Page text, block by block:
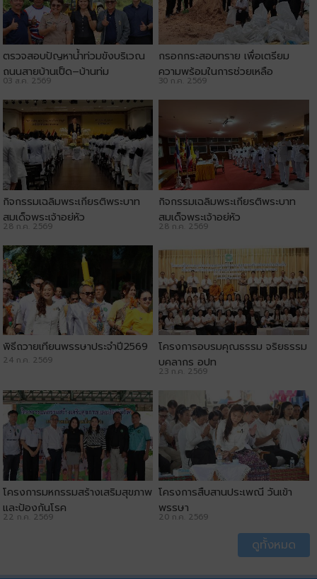
ตรวจสอบปัญหาน้ำท่วมขังบริเวณ
ถนนสายบ้านเป็ด–บ้านทุ่ม
03 ส.ค. 2569
กรอกกระสอบทราย เพื่อเตรียม
ความพร้อมในการช่วยเหลือ
ประชาชน
30 ก.ค. 2569
กิจกรรมเฉลิมพระเกียรติพระบาท
สมเด็จพระเจ้าอยู่หัว
28 ก.ค. 2569
กิจกรรมเฉลิมพระเกียรติพระบาท
สมเด็จพระเจ้าอยู่หัว
28 ก.ค. 2569
พิธีถวายเทียนพรรษาประจำปี2569
24 ก.ค. 2569
โครงการอบรมคุณธรรม จริยธรรม
บุคลากร อปท
23 ก.ค. 2569
โครงการมหกรรมสร้างเสริมสุขภาพ
และป้องกันโรค
22 ก.ค. 2569
โครงการสืบสานประเพณี วันเข้า
พรรษา
20 ก.ค. 2569
ดูทั้งหมด